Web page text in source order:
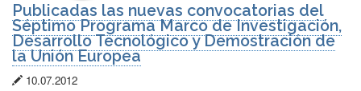
Publicadas las nuevas convocatorias del
Séptimo Programa Marco de Investigación,
Desarrollo Tecnológico y Demostración de
la Unión Europea
Fecha
10.07.2012